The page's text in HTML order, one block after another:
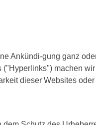
Ankündi-gung ganz
("Hyperlinks") machen
dieser Websites oder